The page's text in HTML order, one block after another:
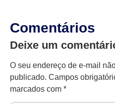
Comentários
Deixe um
O seu endereço de e-mail
publicado. Campos
marcados com *